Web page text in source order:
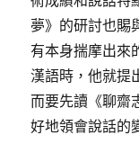
夢》的研討也賜
有本身揣摩出來
漢語時，他就提
而要先讀《聊齋
好地領會說話的